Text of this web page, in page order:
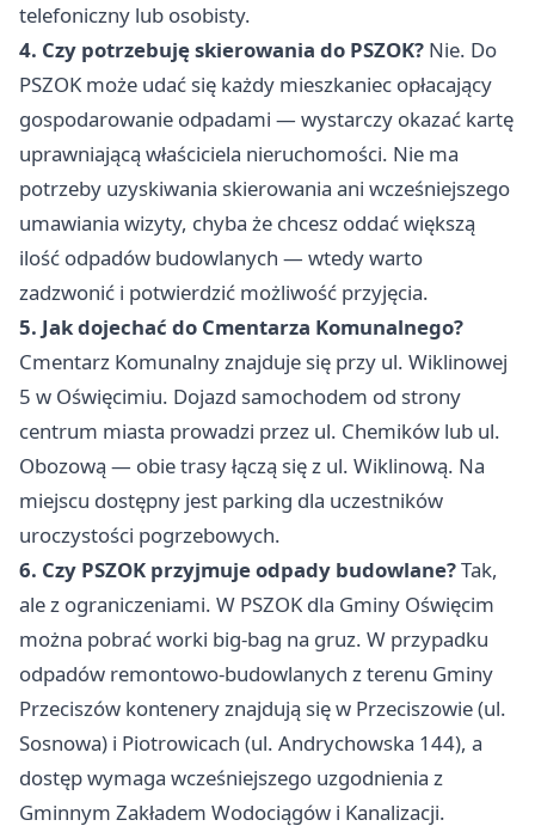
telefoniczny lub osobisty.
4. Czy potrzebuję skierowania do PSZOK? Nie. Do
PSZOK może udać się każdy mieszkaniec opłacający
gospodarowanie odpadami — wystarczy okazać kartę
uprawniającą właściciela nieruchomości. Nie ma
potrzeby uzyskiwania skierowania ani wcześniejszego
umawiania wizyty, chyba że chcesz oddać większą
ilość odpadów budowlanych — wtedy warto
zadzwonić i potwierdzić możliwość przyjęcia.
5. Jak dojechać do Cmentarza Komunalnego?
Cmentarz Komunalny znajduje się przy ul. Wiklinowej
5 w Oświęcimiu. Dojazd samochodem od strony
centrum miasta prowadzi przez ul. Chemików lub ul.
Obozową — obie trasy łączą się z ul. Wiklinową. Na
miejscu dostępny jest parking dla uczestników
uroczystości pogrzebowych.
6. Czy PSZOK przyjmuje odpady budowlane?Tak,
ale z ograniczeniami. W PSZOK dla Gminy Oświęcim
można pobrać worki big-bag na gruz. W przypadku
odpadów remontowo-budowlanych z terenu Gminy
Przeciszów kontenery znajdują się w Przeciszowie (ul.
Sosnowa) i Piotrowicach (ul. Andrychowska 144), a
dostęp wymaga wcześniejszego uzgodnienia z
Gminnym Zakładem Wodociągów i Kanalizacji.